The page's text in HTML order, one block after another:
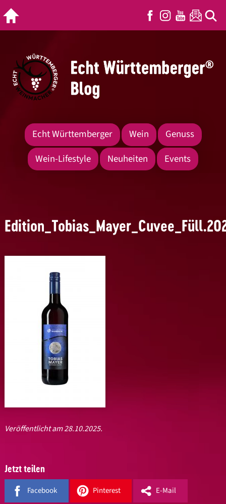
Echt Württemberger Wein
Genuss
Wein-Lifestyle
Neuheiten Events
Veröffentlicht am 28.10.2025.
Jetzt teilen
Facebook Pinterest E-Mail